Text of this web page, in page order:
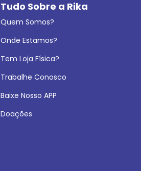
Tudo Sobre a Rika
Quem Somos?
Onde Estamos?
Tem Loja Física?
Trabalhe Conosco
Baixe Nosso APP
Doações